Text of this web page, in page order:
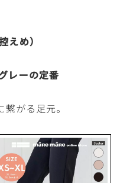
えめ）
レーの定番
がる足元。